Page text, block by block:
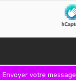
Envoyer votre message